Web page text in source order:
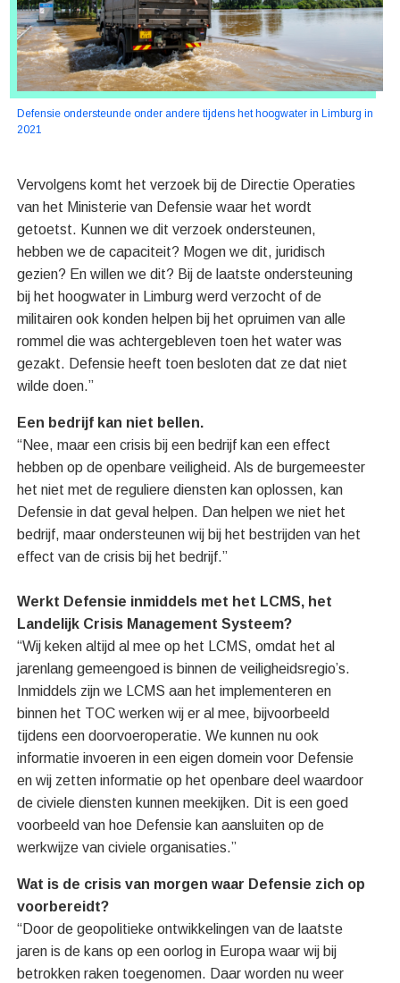
Defensie ondersteunde onder andere tijdens het hoogwater in Limburg in
2021
Vervolgens komt het verzoek bij de Directie Operaties
van het Ministerie van Defensie waar het wordt
getoetst. Kunnen we dit verzoek ondersteunen,
hebben we de capaciteit? Mogen we dit, juridisch
gezien? En willen we dit? Bij de laatste ondersteuning
bij het hoogwater in Limburg werd verzocht of de
militairen ook konden helpen bij het opruimen van alle
rommel die was achtergebleven toen het water was
gezakt. Defensie heeft toen besloten dat ze dat niet
wilde doen.”
Een bedrijf kan niet bellen.
“Nee, maar een crisis bij een bedrijf kan een effect
hebben op de openbare veiligheid. Als de burgemeester
het niet met de reguliere diensten kan oplossen, kan
Defensie in dat geval helpen. Dan helpen we niet het
bedrijf, maar ondersteunen wij bij het bestrijden van het
effect van de crisis bij het bedrijf.”
Werkt Defensie inmiddels met het LCMS, het
Landelijk Crisis Management Systeem?
“Wij keken altijd al mee op het LCMS, omdat het al
jarenlang gemeengoed is binnen de veiligheidsregio’s.
Inmiddels zijn we LCMS aan het implementeren en
binnen het TOC werken wij er al mee, bijvoorbeeld
tijdens een doorvoeroperatie. We kunnen nu ook
informatie invoeren in een eigen domein voor Defensie
en wij zetten informatie op het openbare deel waardoor
de civiele diensten kunnen meekijken. Dit is een goed
voorbeeld van hoe Defensie kan aansluiten op de
werkwijze van civiele organisaties.”
Wat is de crisis van morgen waar Defensie zich op
voorbereidt?
“Door de geopolitieke ontwikkelingen van de laatste
jaren is de kans op een oorlog in Europa waar wij bij
betrokken raken toegenomen. Daar worden nu weer